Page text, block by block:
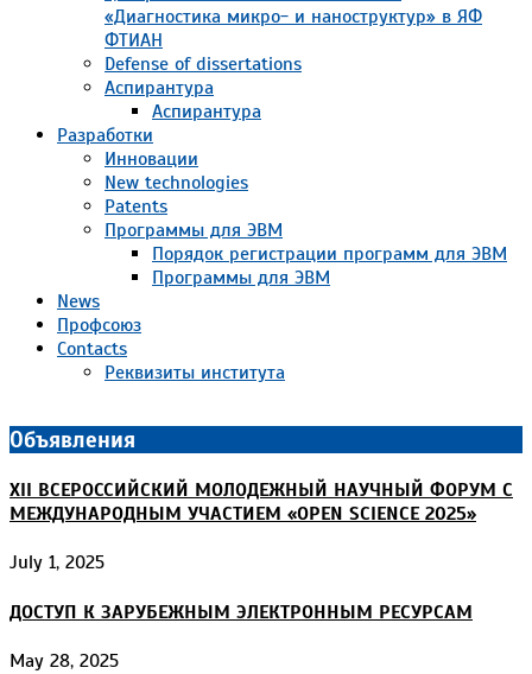
«Диагностика микро- и наноструктур» в ЯФ
ФТИАН
Defense of dissertations
Аспирантура
Аспирантура
Разработки
Инновации
New technologies
Patents
Программы для ЭВМ
Порядок регистрации программ для ЭВМ
Программы для ЭВМ
News
Профсоюз
Contacts
Реквизиты института
Объявления
XII ВСЕРОССИЙСКИЙ МОЛОДЕЖНЫЙ НАУЧНЫЙ ФОРУМ С
МЕЖДУНАРОДНЫМ УЧАСТИЕМ «OPEN SCIENCE 2025»
July 1, 2025
ДОСТУП К ЗАРУБЕЖНЫМ ЭЛЕКТРОННЫМ РЕСУРСАМ
May 28, 2025